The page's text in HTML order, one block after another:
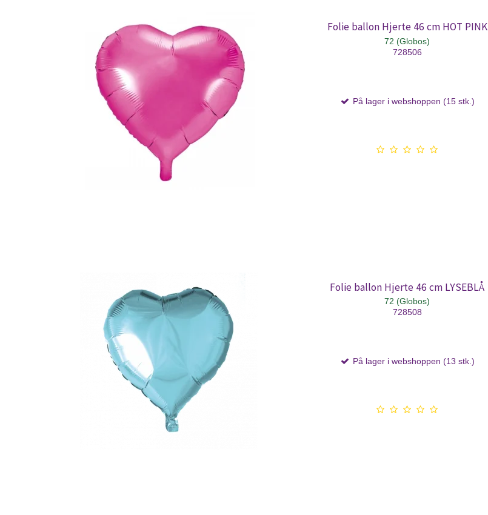
Folie ballon Hjerte 46 cm HOT PINK
72 (Globos)
728506
På lager i webshoppen (15 stk.)
Folie ballon Hjerte 46 cm LYSEBLÅ
72 (Globos)
728508
På lager i webshoppen (13 stk.)